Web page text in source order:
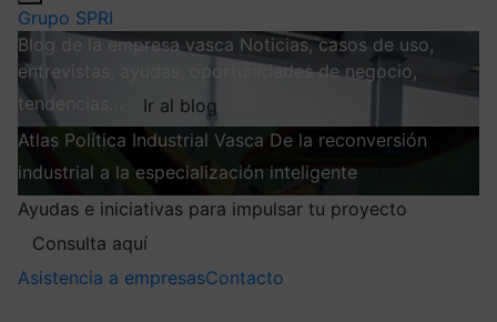
Grupo SPRI
Blog de la empresa vasca Noticias, casos de uso,
entrevistas, ayudas, oportunidades de negocio,
tendencias…
Ir al blog
Atlas Política Industrial Vasca De la reconversión
industrial a la especialización inteligente
Ayudas e iniciativas para impulsar tu proyecto
Consulta aquí
Asistencia a empresasContacto